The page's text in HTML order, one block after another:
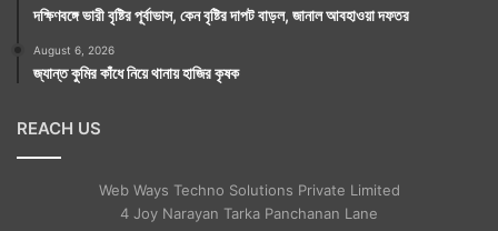
দক্ষিণবঙ্গে ভারী বৃষ্টির পূর্বাভাস, কেন বৃষ্টির দাপট বাড়ল, জানাল আবহাওয়া দফতর
August 6, 2026
জ্যান্ত কুমির কাঁধে নিয়ে থানায় হাজির কৃষক
REACH US
Web Ways Techno Solutions Private Limited
4 Joy Narayan Tarka Panchanan Lane